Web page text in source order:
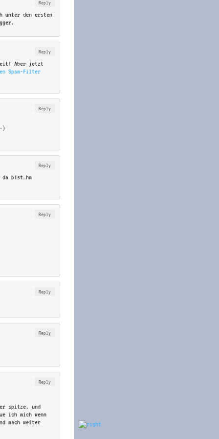
Reply
unter den ersten
Reply
Aber jetzt
Spam-Filter
Reply
)
Reply
bist…hm
Reply
Reply
Reply
Reply
spitze. und
ich mich wenn
mach weiter